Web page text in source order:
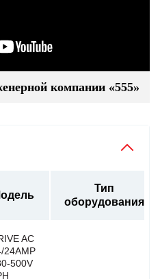
компании «555»
Тип
оборудования
AC
24AMP
500V